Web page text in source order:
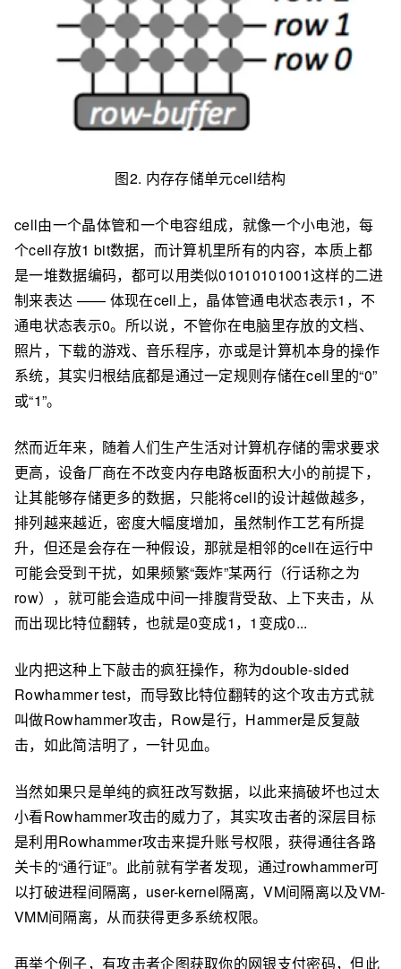
图2. 内存存储单元cell结构
cell由一个晶体管和一个电容组成，就像一个小电池，每
个cell存放1 bit数据，而计算机里所有的内容，本质上都
是一堆数据编码，都可以用类似01010101001这样的二进
制来表达 —— 体现在cell上，晶体管通电状态表示1，不
通电状态表示0。所以说，不管你在电脑里存放的文档、
照片，下载的游戏、音乐程序，亦或是计算机本身的操作
系统，其实归根结底都是通过一定规则存储在cell里的“0”
或“1”。
然而近年来，随着人们生产生活对计算机存储的需求要求
更高，设备厂商在不改变内存电路板面积大小的前提下，
让其能够存储更多的数据，只能将cell的设计越做越多，
排列越来越近，密度大幅度增加，虽然制作工艺有所提
升，但还是会存在一种假设，那就是相邻的cell在运行中
可能会受到干扰，如果频繁“轰炸”某两行（行话称之为
row），就可能会造成中间一排腹背受敌、上下夹击，从
而出现比特位翻转，也就是0变成1，1变成0...
业内把这种上下敲击的疯狂操作，称为double-sided
Rowhammer test，而导致比特位翻转的这个攻击方式就
叫做Rowhammer攻击，Row是行，Hammer是反复敲
击，如此简洁明了，一针见血。
当然如果只是单纯的疯狂改写数据，以此来搞破坏也过太
小看Rowhammer攻击的威力了，其实攻击者的深层目标
是利用Rowhammer攻击来提升账号权限，获得通往各路
关卡的“通行证”。此前就有学者发现，通过rowhammer可
以打破进程间隔离，user-kernel隔离，VM间隔离以及VM-
VMM间隔离，从而获得更多系统权限。
再举个例子，有攻击者企图获取你的网银支付密码，但此